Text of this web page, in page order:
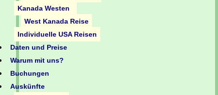
Kanada Westen
West Kanada Reise
Individuelle USA Reisen
Daten und Preise
Warum mit uns?
Buchungen
Auskünfte